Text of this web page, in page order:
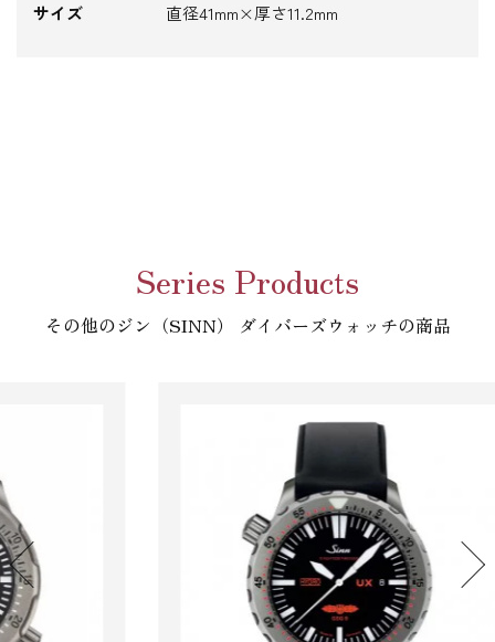
サイズ
直径41mm×厚さ11.2mm
Series Products
その他のジン（SINN） ダイバーズウォッチの商品